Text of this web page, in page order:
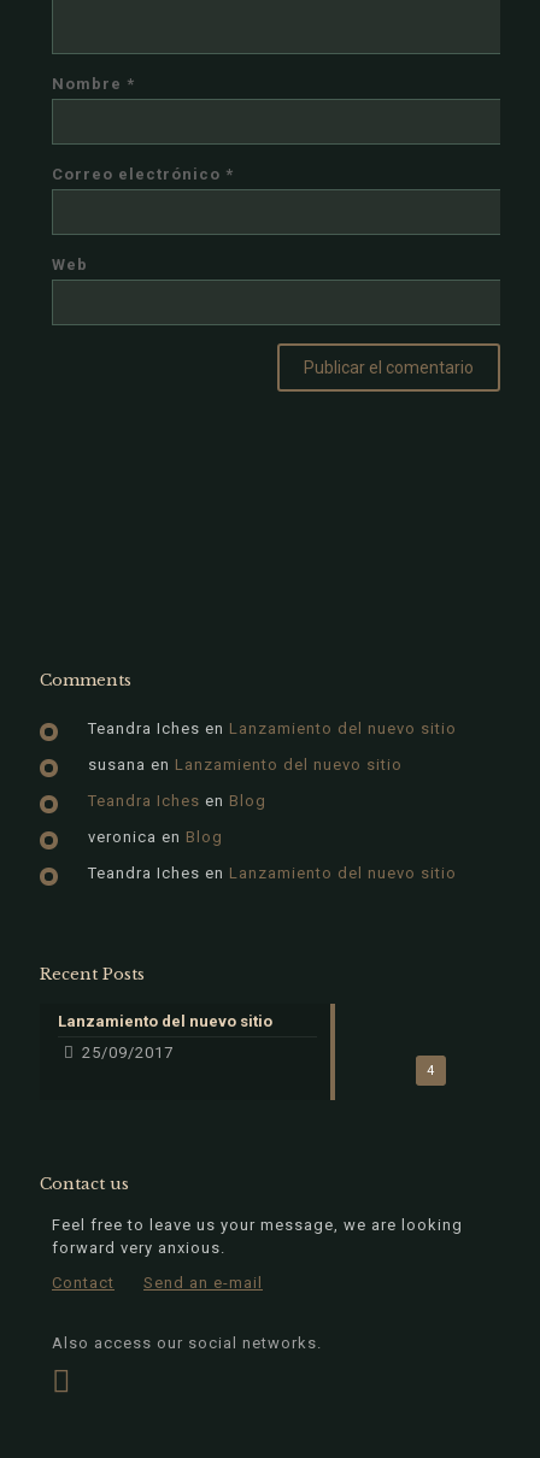
Nombre *
Correo electrónico *
Web
Comments
Teandra Iches en Lanzamiento del nuevo sitio
susana en Lanzamiento del nuevo sitio
Teandra Iches en Blog
veronica en Blog
Teandra Iches en Lanzamiento del nuevo sitio
Recent Posts
4
Lanzamiento del nuevo sitio
25/09/2017
Contact us
Feel free to leave us your message, we are looking
forward very anxious.
Contact
Send an e-mail
Also access our social networks.